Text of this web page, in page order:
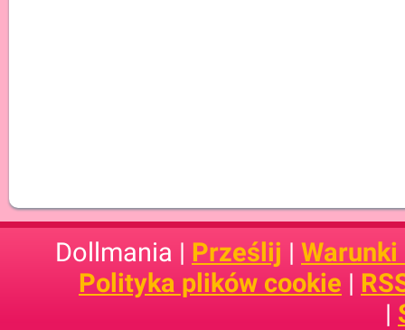
Dollmania | Prześlij |
Polityka plików cookie |
|